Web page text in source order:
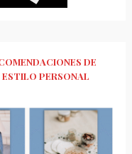
DE
PERSONAL